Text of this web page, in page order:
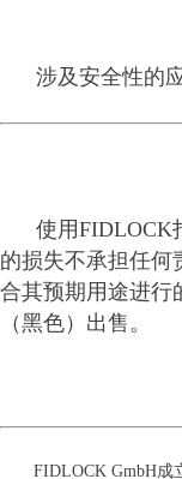
涉及安全性的应
使用FIDLOCK扣
的损失不承担任何
合其预期用途进行
（黑色）出售。
FIDLOCK GmbH成立